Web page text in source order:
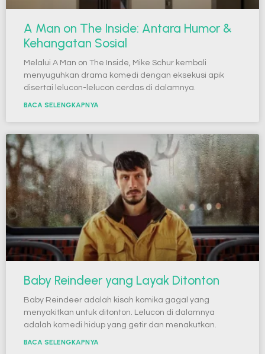
A Man on The Inside: Antara Humor &
Kehangatan Sosial
Melalui A Man on The Inside, Mike Schur kembali
menyuguhkan drama komedi dengan eksekusi apik
disertai lelucon-lelucon cerdas di dalamnya.
BACA SELENGKAPNYA
Baby Reindeer yang Layak Ditonton
Baby Reindeer adalah kisah komika gagal yang
menyakitkan untuk ditonton. Lelucon di dalamnya
adalah komedi hidup yang getir dan menakutkan.
BACA SELENGKAPNYA